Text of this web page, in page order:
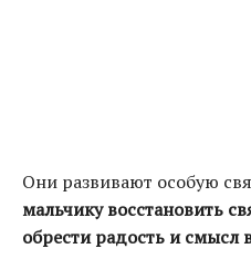
Они развивают особую
мальчику восстановить
обрести радость и смысл